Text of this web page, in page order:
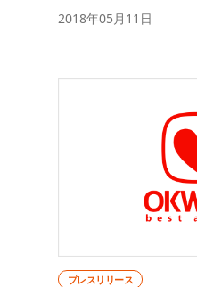
2018年05月11日
プレスリリース